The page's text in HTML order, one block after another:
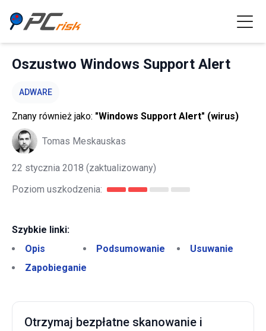
Oszustwo Windows Support Alert
ADWARE
Znany również jako: "Windows Support Alert" (wirus)
Tomas Meskauskas
22 stycznia 2018 (zaktualizowany)
Poziom uszkodzenia:
Szybkie linki:
Opis
Podsumowanie
Usuwanie
Zapobieganie
Otrzymaj bezpłatne skanowanie i